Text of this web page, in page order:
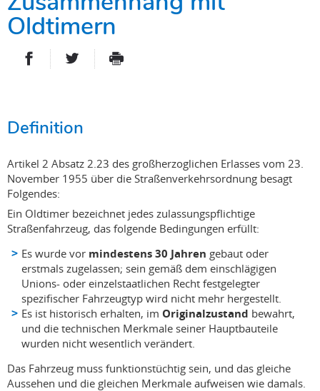
Oldtimern
PARTAGER SUR FACEBOOK
PARTAGER SUR TWITTER
IMPRIMER
Definition
Artikel 2 Absatz 2.23 des großherzoglichen Erlasses vom 23.
November 1955 über die Straßenverkehrsordnung besagt
Folgendes:
Ein Oldtimer bezeichnet jedes zulassungspflichtige
Straßenfahrzeug, das folgende Bedingungen erfüllt:
Es wurde vor mindestens 30 Jahren gebaut oder
erstmals zugelassen; sein gemäß dem einschlägigen
Unions- oder einzelstaatlichen Recht festgelegter
spezifischer Fahrzeugtyp wird nicht mehr hergestellt.
Es ist historisch erhalten, im Originalzustand bewahrt,
und die technischen Merkmale seiner Hauptbauteile
wurden nicht wesentlich verändert.
Das Fahrzeug muss funktionstüchtig sein, und das gleiche
Aussehen und die gleichen Merkmale aufweisen wie damals.